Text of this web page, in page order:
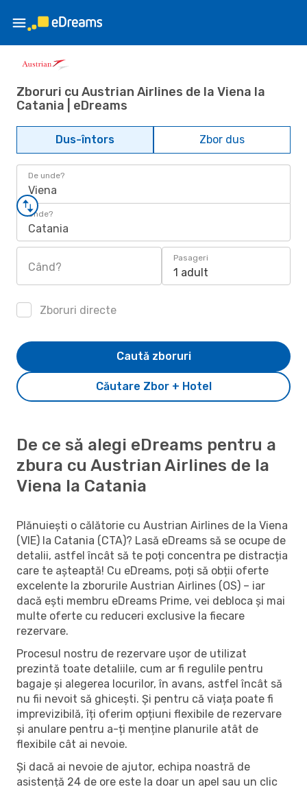
Zboruri cu Austrian Airlines de la Viena la
Catania | eDreams
Dus-întors Zbor dus
De unde?
Viena
Unde?
Catania
Când?
Pasageri
1 adult
Zboruri directe
Căutare Zbor + Hotel
Caută zboruri
De ce să alegi eDreams pentru a
zbura cu Austrian Airlines de la
Viena la Catania
Plănuiești o călătorie cu Austrian Airlines de la Viena
(VIE) la Catania (CTA)? Lasă eDreams să se ocupe de
detalii, astfel încât să te poți concentra pe distracția
care te așteaptă! Cu eDreams, poți să obții oferte
excelente la zborurile Austrian Airlines (OS) – iar
dacă ești membru eDreams Prime, vei debloca și mai
multe oferte cu reduceri exclusive la fiecare
rezervare.
Procesul nostru de rezervare ușor de utilizat
prezintă toate detaliile, cum ar fi regulile pentru
bagaje și alegerea locurilor, în avans, astfel încât să
nu fii nevoit să ghicești. Și pentru că viața poate fi
imprevizibilă, îți oferim opțiuni flexibile de rezervare
și anulare pentru a-ți menține planurile atât de
flexibile cât ai nevoie.
Și dacă ai nevoie de ajutor, echipa noastră de
asistență 24 de ore este la doar un apel sau un clic